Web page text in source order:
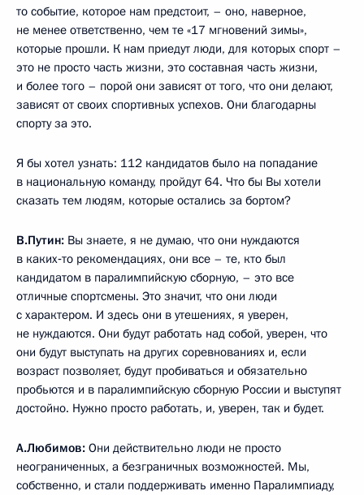
то событие, которое нам предстоит, – оно, наверное,
не менее ответственно, чем те «17 мгновений зимы»,
которые прошли. К нам приедут люди, для которых спорт –
это не просто часть жизни, это составная часть жизни,
и более того – порой они зависят от того, что они делают,
зависят от своих спортивных успехов. Они благодарны
спорту за это.
Я бы хотел узнать: 112 кандидатов было на попадание
в национальную команду, пройдут 64. Что бы Вы хотели
сказать тем людям, которые остались за бортом?
В.Путин: Вы знаете, я не думаю, что они нуждаются
в каких‑то рекомендациях, они все – те, кто был
кандидатом в паралимпийскую сборную, – это все
отличные спортсмены. Это значит, что они люди
с характером. И здесь они в утешениях, я уверен,
не нуждаются. Они будут работать над собой, уверен, что
они будут выступать на других соревнованиях и, если
возраст позволяет, будут пробиваться и обязательно
пробьются и в паралимпийскую сборную России и выступят
достойно. Нужно просто работать, и, уверен, так и будет.
А.Любимов: Они действительно люди не просто
неограниченных, а безграничных возможностей. Мы,
собственно, и стали поддерживать именно Паралимпиаду,